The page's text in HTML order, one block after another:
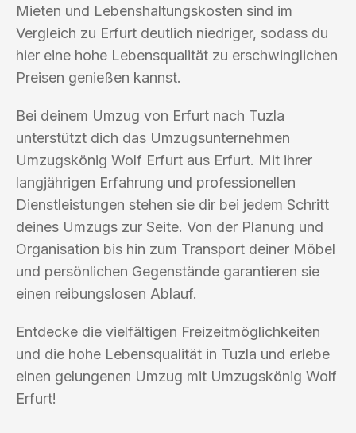
Mieten und Lebenshaltungskosten sind im
Vergleich zu Erfurt deutlich niedriger, sodass du
hier eine hohe Lebensqualität zu erschwinglichen
Preisen genießen kannst.
Bei deinem Umzug von Erfurt nach Tuzla
unterstützt dich das Umzugsunternehmen
Umzugskönig Wolf Erfurt aus Erfurt. Mit ihrer
langjährigen Erfahrung und professionellen
Dienstleistungen stehen sie dir bei jedem Schritt
deines Umzugs zur Seite. Von der Planung und
Organisation bis hin zum Transport deiner Möbel
und persönlichen Gegenstände garantieren sie
einen reibungslosen Ablauf.
Entdecke die vielfältigen Freizeitmöglichkeiten
und die hohe Lebensqualität in Tuzla und erlebe
einen gelungenen Umzug mit Umzugskönig Wolf
Erfurt!